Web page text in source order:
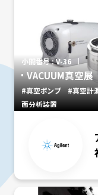
小間番号 : V-36
VACUUM真空展
#真空ポンプ #真空計
面分析装置